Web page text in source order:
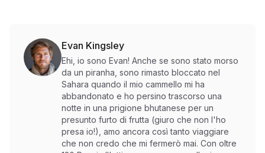
Evan Kingsley
Ehi, io sono Evan! Anche se sono stato morso
da un piranha, sono rimasto bloccato nel
Sahara quando il mio cammello mi ha
abbandonato e ho persino trascorso una
notte in una prigione bhutanese per un
presunto furto di frutta (giuro che non l'ho
presa io!), amo ancora così tanto viaggiare
che non credo che mi fermerò mai. Con oltre